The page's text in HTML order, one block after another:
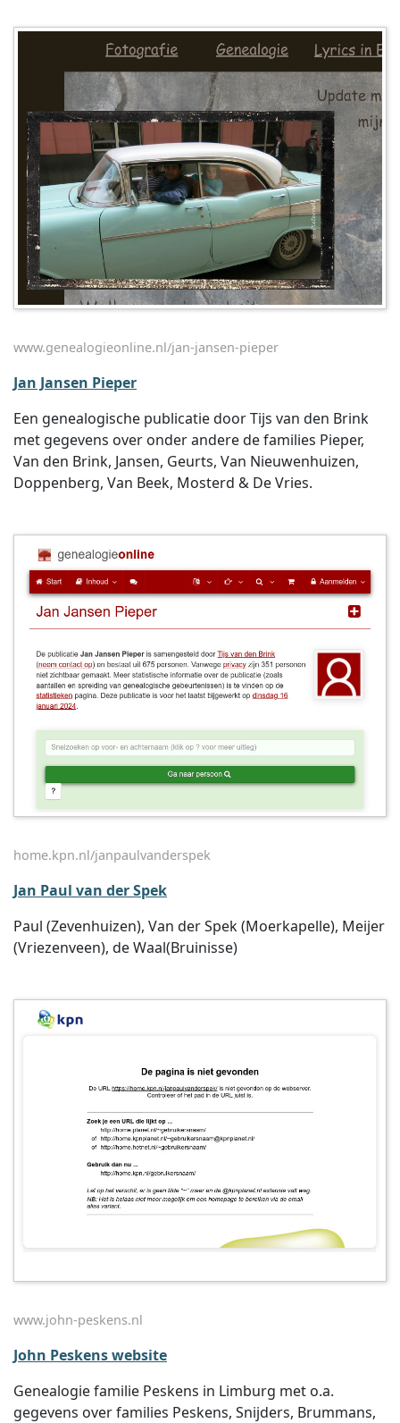
www.genealogieonline.nl/jan-jansen-pieper
Jan Jansen Pieper
Een genealogische publicatie door Tijs van den Brink
met gegevens over onder andere de families Pieper,
Van den Brink, Jansen, Geurts, Van Nieuwenhuizen,
Doppenberg, Van Beek, Mosterd & De Vries.
home.kpn.nl/janpaulvanderspek
Jan Paul van der Spek
Paul (Zevenhuizen), Van der Spek (Moerkapelle), Meijer
(Vriezenveen), de Waal(Bruinisse)
www.john-peskens.nl
John Peskens website
Genealogie familie Peskens in Limburg met o.a.
gegevens over families Peskens, Snijders, Brummans,